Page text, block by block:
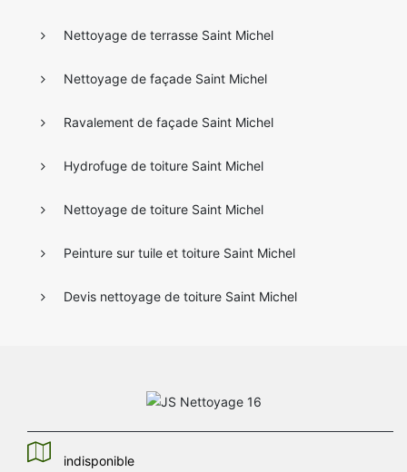
Nettoyage de terrasse Saint Michel
Nettoyage de façade Saint Michel
Ravalement de façade Saint Michel
Hydrofuge de toiture Saint Michel
Nettoyage de toiture Saint Michel
Peinture sur tuile et toiture Saint Michel
Devis nettoyage de toiture Saint Michel
indisponible